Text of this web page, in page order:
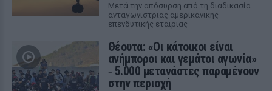
Μετά την απόσυρση από τη διαδικασία
ανταγωνίστριας αμερικανικής
επενδυτικής εταιρίας
Θέουτα: «Οι κάτοικοι είναι
ανήμποροι και γεμάτοι αγωνία»
‑ 5.000 μετανάστες παραμένουν
στην περιοχή